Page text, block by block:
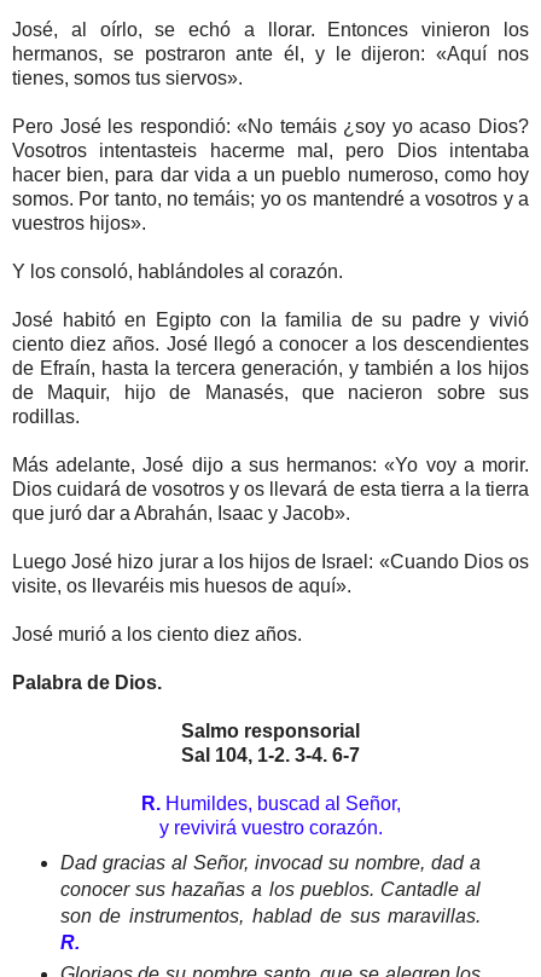
José, al oírlo, se echó a llorar. Entonces vinieron los
hermanos, se postraron ante él, y le dijeron: «Aquí nos
tienes, somos tus siervos».
Pero José les respondió: «No temáis ¿soy yo acaso Dios?
Vosotros intentasteis hacerme mal, pero Dios intentaba
hacer bien, para dar vida a un pueblo numeroso, como hoy
somos. Por tanto, no temáis; yo os mantendré a vosotros y a
vuestros hijos».
Y los consoló, hablándoles al corazón.
José habitó en Egipto con la familia de su padre y vivió
ciento diez años. José llegó a conocer a los descendientes
de Efraín, hasta la tercera generación, y también a los hijos
de Maquir, hijo de Manasés, que nacieron sobre sus
rodillas.
Más adelante, José dijo a sus hermanos: «Yo voy a morir.
Dios cuidará de vosotros y os llevará de esta tierra a la tierra
que juró dar a Abrahán, Isaac y Jacob».
Luego José hizo jurar a los hijos de Israel: «Cuando Dios os
visite, os llevaréis mis huesos de aquí».
José murió a los ciento diez años.
Palabra de Dios.
Salmo responsorial
Sal 104, 1-2. 3-4. 6-7
R.Humildes, buscad al Señor,
y revivirá vuestro corazón.
Dad gracias al Señor, invocad su nombre, dad a
conocer sus hazañas a los pueblos. Cantadle al
son de instrumentos, hablad de sus maravillas.
R.